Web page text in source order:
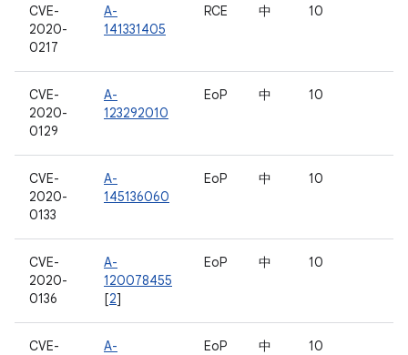
CVE-
2020-
0217
A-
141331405
RCE 中 10
CVE-
2020-
0129
A-
123292010
EoP 中 10
CVE-
2020-
0133
A-
145136060
EoP 中 10
CVE-
2020-
0136
A-
120078455
[2]
EoP 中 10
CVE-
A-
EoP 中 10